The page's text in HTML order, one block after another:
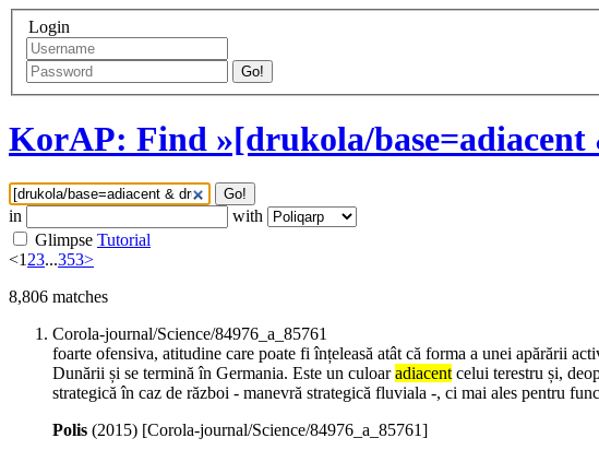
Login
Go!
KorAP: Find »[drukola/
Go!
in
with
Glimpse Tutorial
<123...353>
8,806 matches
Corola-journal/Science/84976_a_85761
foarte ofensiva, atitudine care poate fi înțeleasă atât că forma a unei apărării
Dunării și se termină în Germania. Este un culoaradiacentcelui terestru și,
strategică în caz de război - manevră strategică fluviala -, ci mai ales pentru
Polis (2015) [Corola-journal/Science/84976_a_85761]